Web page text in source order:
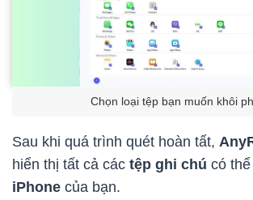
Chọn loại tệp bạn muốn khôi
Sau khi quá trình quét hoàn tất,
hiển thị tất cả các tệp ghi chú có
iPhone của bạn.